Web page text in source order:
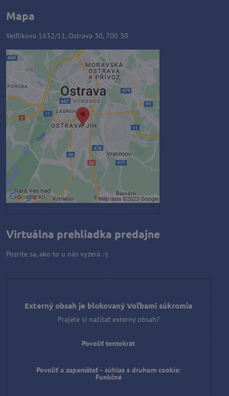
Mapa
Velflíkova 1632/11, Ostrava 30, 700 30
Externý obsah je blokovaný
Voľbami súkromia
Prajete si načítať externý obsah?
Povoliť tentokrát
Povoliť a zapamätať - súhlas s
druhom cookie: Funkčné
Otvoriť obsah v novom okne
Virtuálna prehliadka predajne
Pozrite sa, ako to u nás vyzerá :-)
Externý obsah je blokovaný Voľbami súkromia
Prajete si načítať externý obsah?
Povoliť tentokrát
Povoliť a zapamätať - súhlas s druhom cookie:
Funkčné